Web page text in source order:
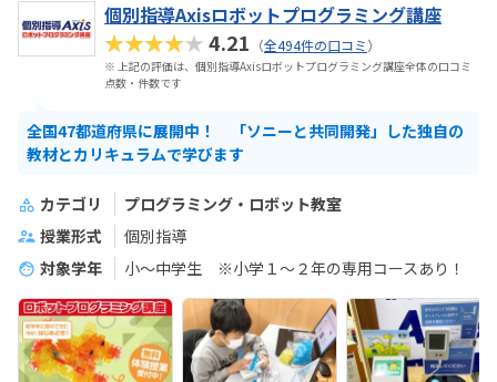
個別指導Axisロボットプログラミング講座
★★★★★4.21 （全494件の口コミ）
※ 上記の評価は、個別指導Axisロボットプログラミング講座全体の口コミ
点数・件数です
全国47都道府県に展開中！ 「ソニーと共同開発」した独自の
教材とカリキュラムで学びます
カテゴリ
プログラミング・ロボット教室
授業形式
個別指導
対象学年
小～中学生 ※小学１～２年の専用コースあり！